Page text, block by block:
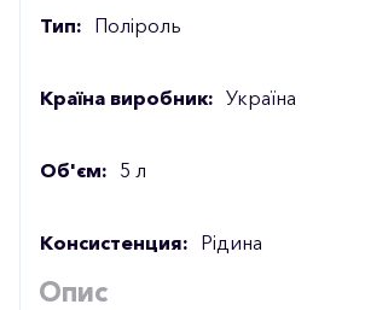
Тип: Поліроль
Країна виробник: Україна
Об'єм: 5 л
Консистенция: Рідина
Опис